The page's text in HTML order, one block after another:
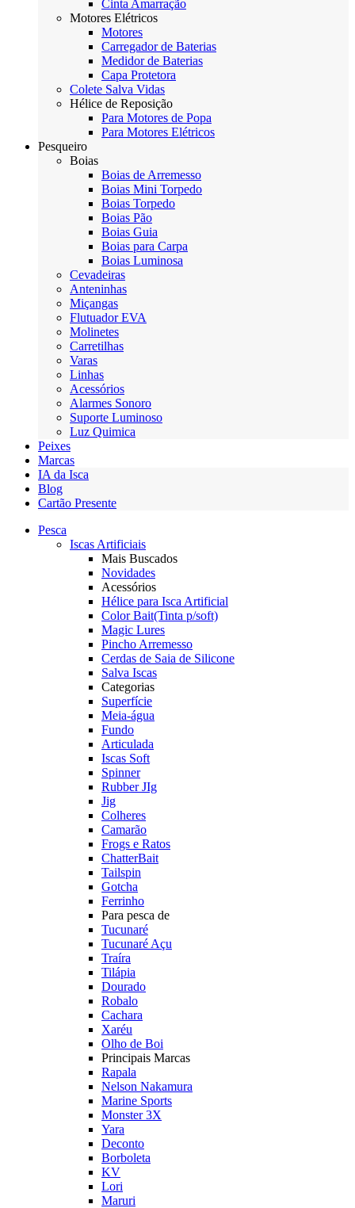
Cinta Amarração
Motores Elétricos
Motores
Carregador de Baterias
Medidor de Baterias
Capa Protetora
Colete Salva Vidas
Hélice de Reposição
Para Motores de Popa
Para Motores Elétricos
Pesqueiro
Boias
Boias de Arremesso
Boias Mini Torpedo
Boias Torpedo
Boias Pão
Boias Guia
Boias para Carpa
Boias Luminosa
Cevadeiras
Anteninhas
Miçangas
Flutuador EVA
Molinetes
Carretilhas
Varas
Linhas
Acessórios
Alarmes Sonoro
Suporte Luminoso
Luz Quimica
Peixes
Marcas
IA da Isca
Blog
Cartão Presente
Pesca
Iscas Artificiais
Mais Buscados
Novidades
Acessórios
Hélice para Isca Artificial
Color Bait(Tinta p/soft)
Magic Lures
Pincho Arremesso
Cerdas de Saia de Silicone
Salva Iscas
Categorias
Superfície
Meia-água
Fundo
Articulada
Iscas Soft
Spinner
Rubber JIg
Jig
Colheres
Camarão
Frogs e Ratos
ChatterBait
Tailspin
Gotcha
Ferrinho
Para pesca de
Tucunaré
Tucunaré Açu
Traíra
Tilápia
Dourado
Robalo
Cachara
Xaréu
Olho de Boi
Principais Marcas
Rapala
Nelson Nakamura
Marine Sports
Monster 3X
Yara
Deconto
Borboleta
KV
Lori
Maruri